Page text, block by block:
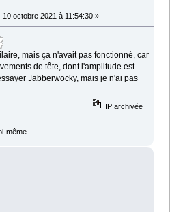
10 octobre 2021 à 11:54:30 »
mais ça n'avait pas fonctionné, car
de tête, dont l'amplitude est
Jabberwocky, mais je n'ai pas
IP archivée
même.